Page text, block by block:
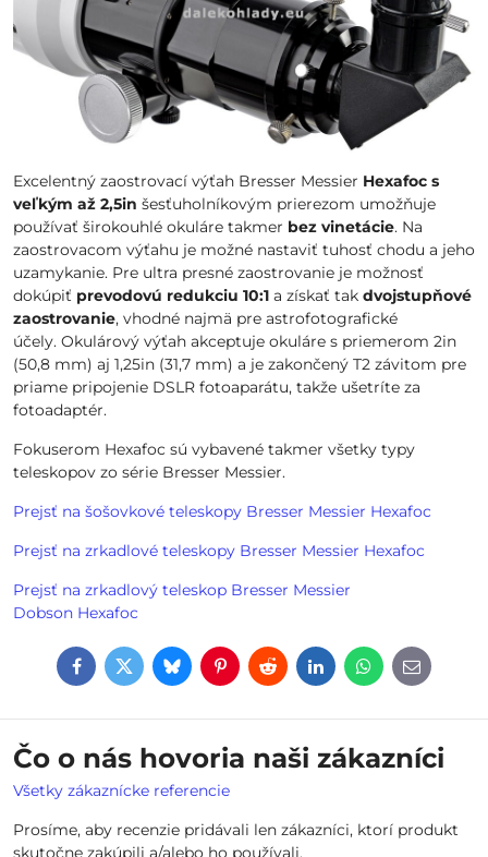
Excelentný zaostrovací výťah Bresser Messier Hexafoc s
veľkým až 2,5in šesťuholníkovým prierezom umožňuje
používať širokouhlé okuláre takmer bez vinetácie. Na
zaostrovacom výťahu je možné nastaviť tuhosť chodu a jeho
uzamykanie. Pre ultra presné zaostrovanie je možnosť
dokúpiť prevodovú redukciu 10:1 a získať tak dvojstupňové
zaostrovanie, vhodné najmä pre astrofotografické
účely. Okulárový výťah akceptuje okuláre s priemerom 2in
(50,8 mm) aj 1,25in (31,7 mm) a je zakončený T2 závitom pre
priame pripojenie DSLR fotoaparátu, takže ušetríte za
fotoadaptér.
Fokuserom Hexafoc sú vybavené takmer všetky typy
teleskopov zo série Bresser Messier.
Prejsť na šošovkové teleskopy Bresser Messier Hexafoc
Prejsť na zrkadlové teleskopy Bresser Messier Hexafoc
Prejsť na zrkadlový teleskop Bresser Messier
Dobson Hexafoc
FacebookTwitterBlueskyPinterestRedditLinkedInWhatsApp
E-
mail
Čo o nás hovoria naši zákazníci
Všetky zákaznícke referencie
Prosíme, aby recenzie pridávali len zákazníci, ktorí produkt
skutočne zakúpili a/alebo ho používali.